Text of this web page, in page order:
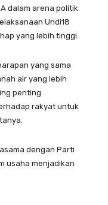
dalam arena politik
Undi18
yang lebih tinggi.
yang sama
air yang lebih
penting
rakyat untuk
dengan Parti
usaha menjadikan